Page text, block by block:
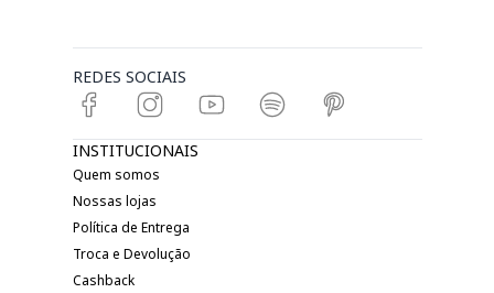
REDES SOCIAIS
INSTITUCIONAIS
Quem somos
Nossas lojas
Política de Entrega
Troca e Devolução
Cashback